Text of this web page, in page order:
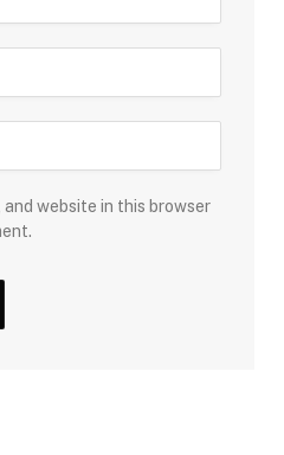
and website in this browser